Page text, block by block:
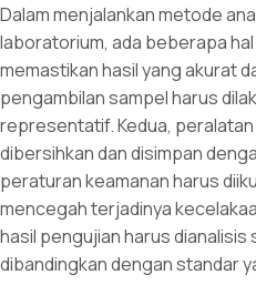
Dalam menjalankan metode
laboratorium, ada beberapa
memastikan hasil yang akurat
pengambilan sampel harus
representatif. Kedua, peralatan
dibersihkan dan disimpan
peraturan keamanan harus
mencegah terjadinya
hasil pengujian harus
dibandingkan dengan standar